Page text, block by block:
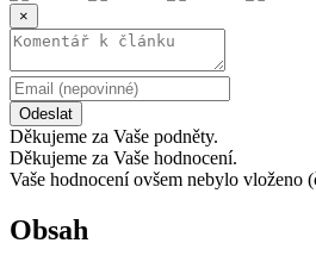
×
Odeslat
Děkujeme za Vaše podněty.
Děkujeme za Vaše hodnocení.
Vaše hodnocení ovšem nebylo vloženo
Obsah